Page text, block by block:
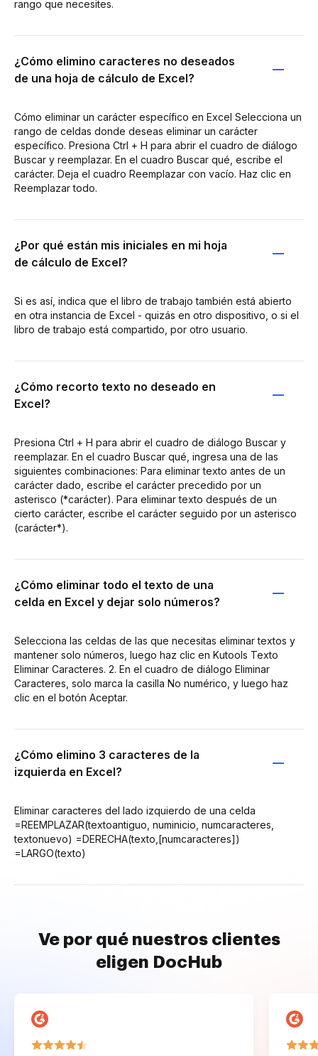
rango que necesites.
¿Cómo elimino caracteres no deseados
de una hoja de cálculo de Excel?
Cómo eliminar un carácter específico en Excel Selecciona un
rango de celdas donde deseas eliminar un carácter
específico. Presiona Ctrl + H para abrir el cuadro de diálogo
Buscar y reemplazar. En el cuadro Buscar qué, escribe el
carácter. Deja el cuadro Reemplazar con vacío. Haz clic en
Reemplazar todo.
¿Por qué están mis iniciales en mi hoja
de cálculo de Excel?
Si es así, indica que el libro de trabajo también está abierto
en otra instancia de Excel - quizás en otro dispositivo, o si el
libro de trabajo está compartido, por otro usuario.
¿Cómo recorto texto no deseado en
Excel?
Presiona Ctrl + H para abrir el cuadro de diálogo Buscar y
reemplazar. En el cuadro Buscar qué, ingresa una de las
siguientes combinaciones: Para eliminar texto antes de un
carácter dado, escribe el carácter precedido por un
asterisco (*carácter). Para eliminar texto después de un
cierto carácter, escribe el carácter seguido por un asterisco
(carácter*).
¿Cómo eliminar todo el texto de una
celda en Excel y dejar solo números?
Selecciona las celdas de las que necesitas eliminar textos y
mantener solo números, luego haz clic en Kutools Texto
Eliminar Caracteres. 2. En el cuadro de diálogo Eliminar
Caracteres, solo marca la casilla No numérico, y luego haz
clic en el botón Aceptar.
¿Cómo elimino 3 caracteres de la
izquierda en Excel?
Eliminar caracteres del lado izquierdo de una celda
=REEMPLAZAR(textoantiguo, numinicio, numcaracteres,
textonuevo) =DERECHA(texto,[numcaracteres])
=LARGO(texto)
Ve por qué nuestros clientes
eligen DocHub